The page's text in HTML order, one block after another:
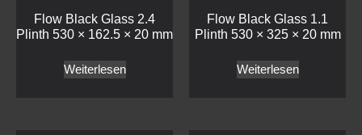
Flow Black Glass 2.4
Plinth 530 × 162.5 × 20 mm
Weiterlesen
Flow Black Glass 1.1
Plinth 530 × 325 × 20 mm
Weiterlesen